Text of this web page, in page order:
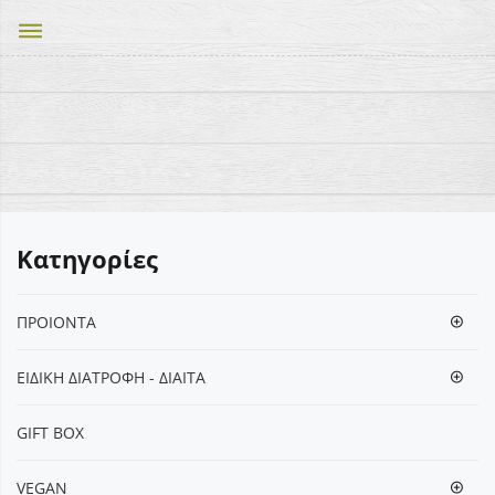
dehaze
Κατηγορίες
ΠΡΟΙΟΝΤΑ
ΕΙΔΙΚΗ ΔΙΑΤΡΟΦΗ - ΔΙΑΙΤΑ
GIFT BOX
VEGΑΝ